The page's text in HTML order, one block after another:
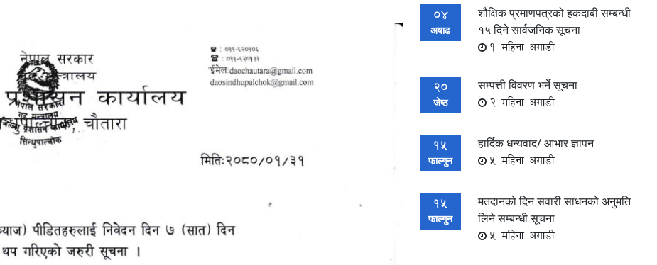
04
अषाढ
शौक्षिक प्रमाणपत्रको हकदाबी सम्बन्धी
१५ दिने सार्वजनिक सूचना
1 महिना अगाडी
20
जेष्ठ
सम्पत्ती विवरण भर्ने सूचना
2 महिना अगाडी
15
फाल्गुन
हार्दिक धन्यवाद/ आभार ज्ञापन
5 महिना अगाडी
15
फाल्गुन
मतदानको दिन सवारी साधनको अनुमति
लिने सम्बन्धी सूचना
5 महिना अगाडी